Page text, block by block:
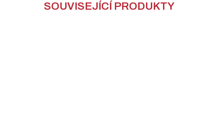
SOUVISEJÍCÍ PRODUKTY